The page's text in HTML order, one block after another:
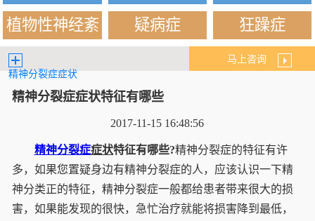
植物性神经紊
疑病症 狂躁症
精神分裂症症状
马上咨询
精神分裂症症状特征有哪些
2017-11-15 16:48:56
精神分裂症症状特征有哪些?精神分裂症的特征有许
多，如果您置疑身边有精神分裂症的人，应该认识一下精
神分类正的特征，精神分裂症一般都给患者带来很大的损
害，如果能发现的很快，急忙治疗就能将损害降到最低，